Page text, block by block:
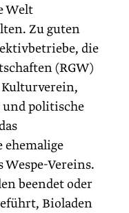
Welt
Zu guten
die
(RGW)
politische
Vereins.
beendet oder
Bioladen